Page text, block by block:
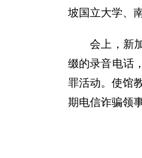
坡国立大学、
会上，新加
缀的录音电话
罪活动。使馆
期电信诈骗领